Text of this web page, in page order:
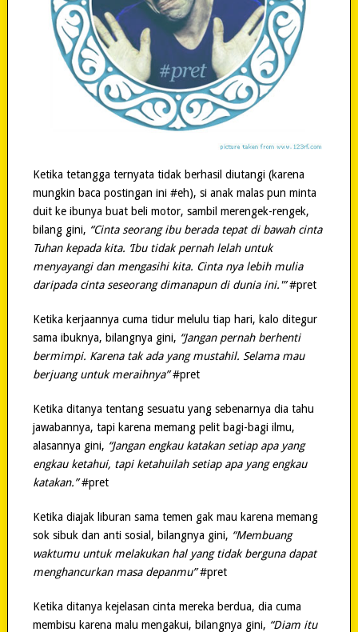
Ketika tetangga ternyata tidak berhasil diutangi (karena
mungkin baca postingan ini #eh), si anak malas pun minta
duit ke ibunya buat beli motor, sambil merengek-rengek,
bilang gini, “Cinta seorang ibu berada tepat di bawah cinta
Tuhan kepada kita. ‘Ibu tidak pernah lelah untuk
menyayangi dan mengasihi kita. Cinta nya lebih mulia
daripada cinta seseorang dimanapun di dunia ini.'”#pret
Ketika kerjaannya cuma tidur melulu tiap hari, kalo ditegur
sama ibuknya, bilangnya gini, “Jangan pernah berhenti
bermimpi. Karena tak ada yang mustahil. Selama mau
berjuang untuk meraihnya”#pret
Ketika ditanya tentang sesuatu yang sebenarnya dia tahu
jawabannya, tapi karena memang pelit bagi-bagi ilmu,
alasannya gini, “Jangan engkau katakan setiap apa yang
engkau ketahui, tapi ketahuilah setiap apa yang engkau
katakan.”#pret
Ketika diajak liburan sama temen gak mau karena memang
sok sibuk dan anti sosial, bilangnya gini, “Membuang
waktumu untuk melakukan hal yang tidak berguna dapat
menghancurkan masa depanmu”#pret
Ketika ditanya kejelasan cinta mereka berdua, dia cuma
membisu karena malu mengakui, bilangnya gini, “Diam itu